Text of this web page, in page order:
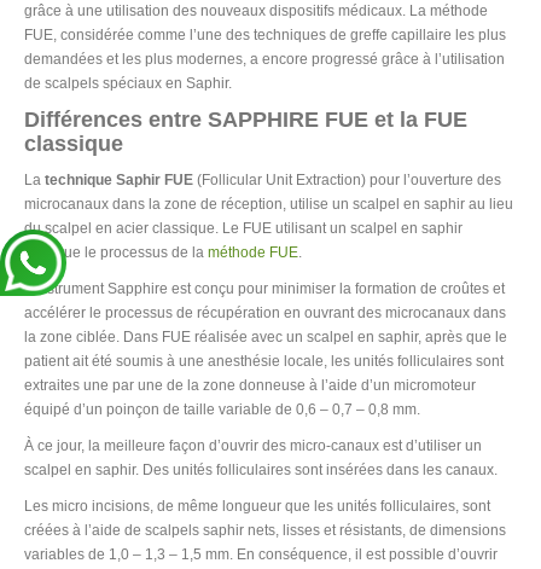
grâce à une utilisation des nouveaux dispositifs médicaux. La méthode
FUE, considérée comme l’une des techniques de greffe capillaire les plus
demandées et les plus modernes, a encore progressé grâce à l’utilisation
de scalpels spéciaux en Saphir.
Différences entre SAPPHIRE FUE et la FUE
classique
La technique Saphir FUE (Follicular Unit Extraction) pour l’ouverture des
microcanaux dans la zone de réception, utilise un scalpel en saphir au lieu
du scalpel en acier classique. Le FUE utilisant un scalpel en saphir
implique le processus de la méthode FUE.
L’instrument Sapphire est conçu pour minimiser la formation de croûtes et
accélérer le processus de récupération en ouvrant des microcanaux dans
la zone ciblée. Dans FUE réalisée avec un scalpel en saphir, après que le
patient ait été soumis à une anesthésie locale, les unités folliculaires sont
extraites une par une de la zone donneuse à l’aide d’un micromoteur
équipé d’un poinçon de taille variable de 0,6 – 0,7 – 0,8 mm.
À ce jour, la meilleure façon d’ouvrir des micro-canaux est d’utiliser un
scalpel en saphir. Des unités folliculaires sont insérées dans les canaux.
Les micro incisions, de même longueur que les unités folliculaires, sont
créées à l’aide de scalpels saphir nets, lisses et résistants, de dimensions
variables de 1,0 – 1,3 – 1,5 mm. En conséquence, il est possible d’ouvrir